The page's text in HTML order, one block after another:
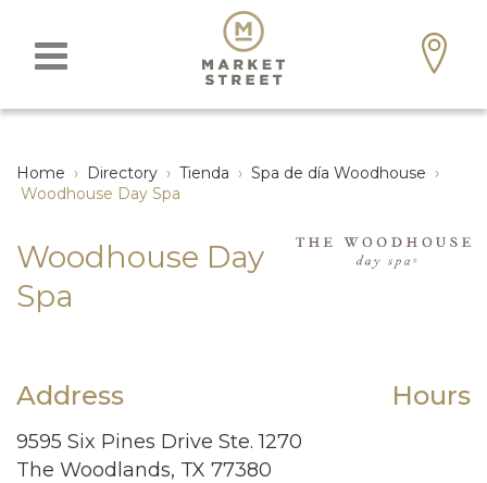
Home › Directory › Tienda › Spa de día Woodhouse ›
Woodhouse Day Spa
Woodhouse Day
Spa
Address
9595 Six Pines Drive Ste. 1270
The Woodlands, TX 77380
Hours